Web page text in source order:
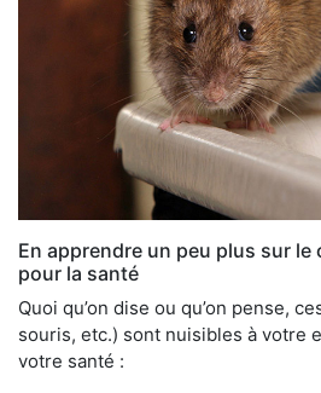
En apprendre un peu plus sur
pour la santé
Quoi qu’on dise ou qu’on pense,
souris, etc.) sont nuisibles à votre
votre santé :